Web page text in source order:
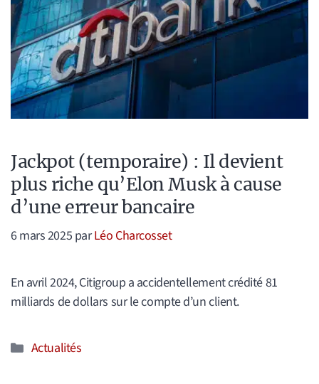
Jackpot (temporaire) : Il devient
plus riche qu’Elon Musk à cause
d’une erreur bancaire
6 mars 2025 parLéo Charcosset
En avril 2024, Citigroup a accidentellement crédité 81
milliards de dollars sur le compte d’un client.
Catégories
Actualités